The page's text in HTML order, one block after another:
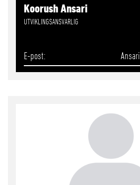
Koorush Ansari
UTVIKLINGSANSVARLIG
E-post Ansari